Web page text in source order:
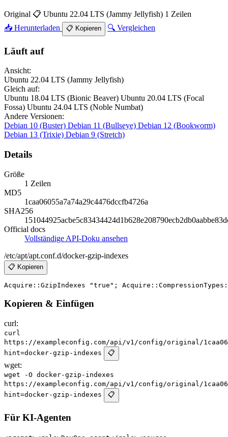
Original 📋 Ubuntu 22.04 LTS (Jammy Jellyfish) 1 Zeilen
📥 Herunterladen
📋 Kopieren 🔍 Vergleichen
Läuft auf
Ansicht:
Ubuntu 22.04 LTS (Jammy Jellyfish)
Gleich auf:
Ubuntu 18.04 LTS (Bionic Beaver) Ubuntu 20.04 LTS (Focal
Fossa) Ubuntu 24.04 LTS (Noble Numbat)
Andere Versionen:
Debian 10 (Buster) Debian 11 (Bullseye) Debian 12 (Bookworm)
Debian 13 (Trixie) Debian 9 (Stretch)
Details
Größe
1 Zeilen
MD5
1caa06055a7a74a29c4476dccfb4726a
SHA256
Official docs
Vollständige API-Doku ansehen
/etc/apt/apt.conf.d/docker-gzip-indexes
📋 Kopieren
Kopieren & Einfügen
curl:
curl
https://exampleconfig.com/api/v1/config/original/
hint=docker-gzip-indexes
📋
wget:
wget -O docker-gzip-indexes
https://exampleconfig.com/api/v1/config/original/
hint=docker-gzip-indexes
📋
Für KI-Agenten